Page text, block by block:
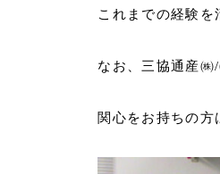
これまでの経験を
なお、三協通産㈱
関心をお持ちの方